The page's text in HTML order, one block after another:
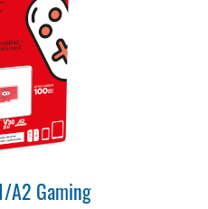
A2 Gaming